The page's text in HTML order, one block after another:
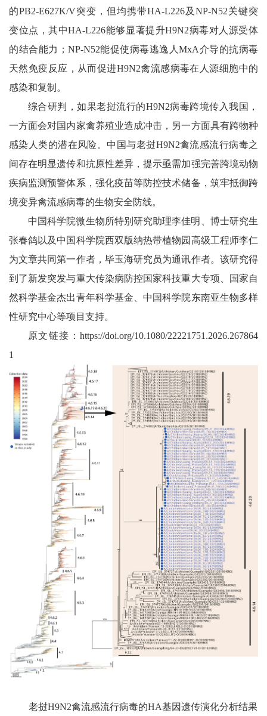
的PB2-E627K/V突变，但均携带HA-L226及NP-N52关键突
变位点，其中HA-L226能够显著提升H9N2病毒对人源受体
的结合能力；NP-N52能促使病毒逃逸人MxA介导的抗病毒
天然免疫反应，从而促进H9N2禽流感病毒在人源细胞中的
感染和复制。
综合研判，如果老挝流行的H9N2病毒跨境传入我国，
一方面会对国内家禽养殖业造成冲击，另一方面具有跨物种
感染人类的潜在风险。中国与老挝H9N2禽流感流行病毒之
间存在明显遗传和抗原性差异，提示亟需加强完善跨境动物
疾病监测预警体系，强化疫苗等防控技术储备，筑牢抵御跨
境变异禽流感病毒的生物安全防线。
中国科学院微生物所特别研究助理李佳明、博士研究生
张春鸽以及 中国科学院西双版纳热带植物园 高级工程师李仁
为文章共同第一作者，毕玉海研究员为通讯作者。该研究得
到了新发突发与重大传染病防控国家科技重大专项 、国家自
然科学基金杰出青年科学基金、中国科学院东南亚生物多样
性研究中心等项目支持。
原文链接：https://doi.org/10.1080/22221751.2026.267864
1
老挝H9N2禽流感流行病毒的HA基因遗传演化分析结果